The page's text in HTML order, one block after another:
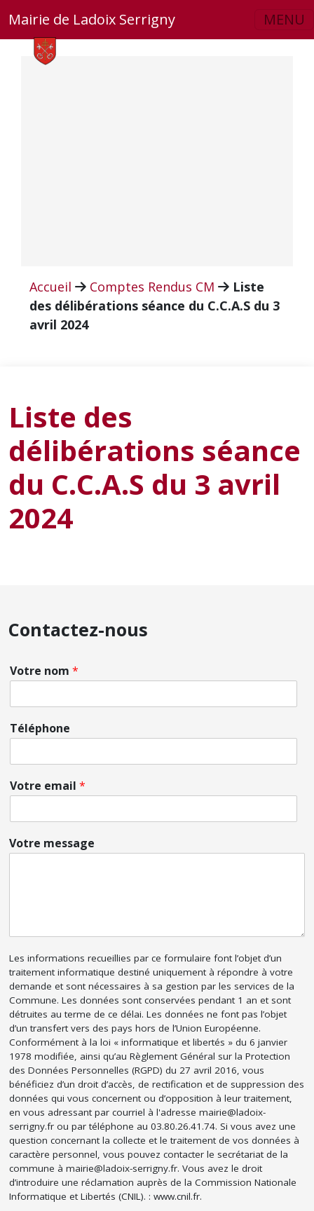
Mairie de Ladoix Serrigny MENU
Accueil Comptes Rendus CM
Liste
des délibérations séance du C.C.A.S du 3
avril 2024
Liste des
délibérations séance
du C.C.A.S du 3 avril
2024
Contactez-nous
Votre nom *
Téléphone
Votre email *
Votre message
Les informations recueillies par ce formulaire font l’objet d’un
traitement informatique destiné uniquement à répondre à votre
demande et sont nécessaires à sa gestion par les services de la
Commune. Les données sont conservées pendant 1 an et sont
détruites au terme de ce délai. Les données ne font pas l’objet
d’un transfert vers des pays hors de l’Union Européenne.
Conformément à la loi « informatique et libertés » du 6 janvier
1978 modifiée, ainsi qu’au Règlement Général sur la Protection
des Données Personnelles (RGPD) du 27 avril 2016, vous
bénéficiez d’un droit d’accès, de rectification et de suppression des
données qui vous concernent ou d’opposition à leur traitement,
en vous adressant par courriel à l'adresse mairie@ladoix-
serrigny.fr ou par téléphone au 03.80.26.41.74. Si vous avez une
question concernant la collecte et le traitement de vos données à
caractère personnel, vous pouvez contacter le secrétariat de la
commune à mairie@ladoix-serrigny.fr. Vous avez le droit
d’introduire une réclamation auprès de la Commission Nationale
Informatique et Libertés (CNIL). : www.cnil.fr.